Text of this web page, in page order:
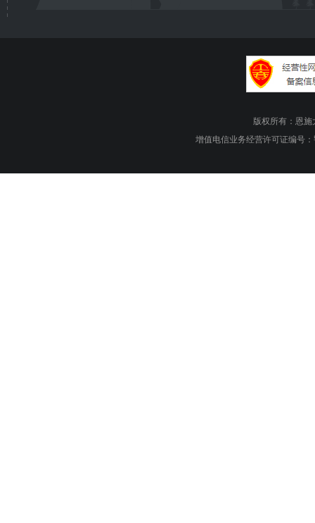
版权所有：恩施
增值电信业务经营许可证编号：